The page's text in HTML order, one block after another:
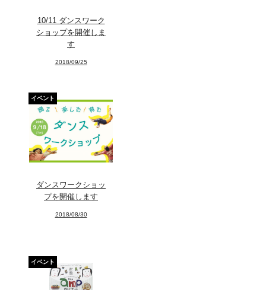
10/11 ダンスワーク
ショップを開催しま
す
2018/09/25
イベント
ダンスワークショッ
プを開催します
2018/08/30
イベント